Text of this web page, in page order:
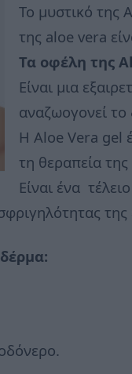
Το μυστικό της
της aloe vera
Τα οφέλη της
Είναι μια
αναζωογονεί το
Η Aloe Vera gel
τη θεραπεία
Είναι ένα